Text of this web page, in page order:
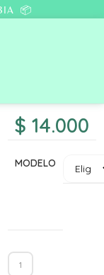
📦
$ 14.000
MODELO